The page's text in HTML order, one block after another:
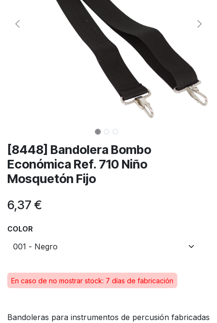
[8448] Bandolera Bombo
Económica Ref. 710 Niño
Mosquetón Fijo
6,37 €
COLOR
En caso de no mostrar stock: 7 días de fabricación
Bandoleras para instrumentos de percusión fabricadas